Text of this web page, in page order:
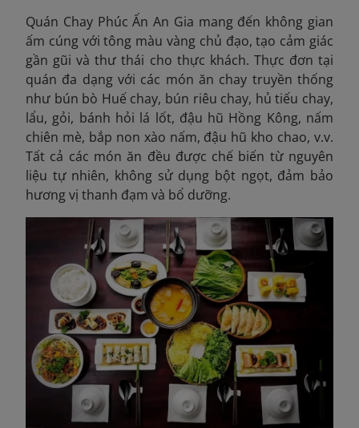
Quán Chay Phúc Ấn An Gia mang đến không gian
ấm cúng với tông màu vàng chủ đạo, tạo cảm giác
gần gũi và thư thái cho thực khách. Thực đơn tại
quán đa dạng với các món ăn chay truyền thống
như bún bò Huế chay, bún riêu chay, hủ tiếu chay,
lẩu, gỏi, bánh hỏi lá lốt, đậu hũ Hồng Kông, nấm
chiên mè, bắp non xào nấm, đậu hũ kho chao, v.v.
Tất cả các món ăn đều được chế biến từ nguyên
liệu tự nhiên, không sử dụng bột ngọt, đảm bảo
hương vị thanh đạm và bổ dưỡng.